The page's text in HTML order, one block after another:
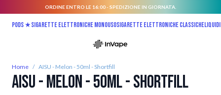
ORDINE ENTRO LE 16:00 - SPEDIZIONE IN GIORNATA.
Pods ★Sigarette elettroniche monousoSigarette elettroniche classiche
Home / AISU - Melon - 50ml - Shortfill
AISU - Melon - 50ml - Shortfill